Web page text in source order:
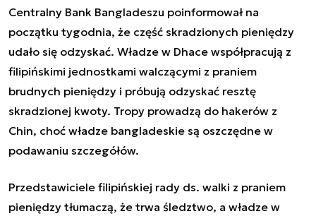
Centralny Bank Bangladeszu poinformował na
początku tygodnia, że część skradzionych pieniędzy
udało się odzyskać. Władze w Dhace współpracują z
filipińskimi jednostkami walczącymi z praniem
brudnych pieniędzy i próbują odzyskać resztę
skradzionej kwoty. Tropy prowadzą do hakerów z
Chin, choć władze bangladeskie są oszczędne w
podawaniu szczegółów.
Przedstawiciele filipińskiej rady ds. walki z praniem
pieniędzy tłumaczą, że trwa śledztwo, a władze w